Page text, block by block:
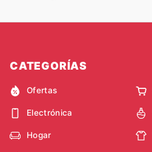
CATEGORÍAS
Ofertas
Electrónica
Hogar